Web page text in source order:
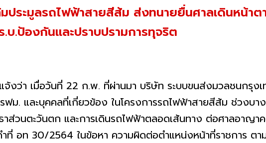
ระมูลรถไฟฟ้าสายสีส้ม ส่งทนายยื่นศาลเดินหน้าต
บ.ป้องกันและปราบปรามการทุจริต
งว่า เมื่อวันที่ 22 ก.พ. ที่ผ่านมา บริษัท ระบบขนส่งมวลชนกรุง
ม. และบุคคลที่เกี่ยวข้อง ในโครงการรถไฟฟ้าสายสีส้ม ช่วงบา
ส่วนตะวันตก และการเดินรถไฟฟ้าตลอดเส้นทาง ต่อศาลอาญา
ที่ อท 30/2564 ในข้อหา ความผิดต่อตำแหน่งหน้าที่ราชการ ตา